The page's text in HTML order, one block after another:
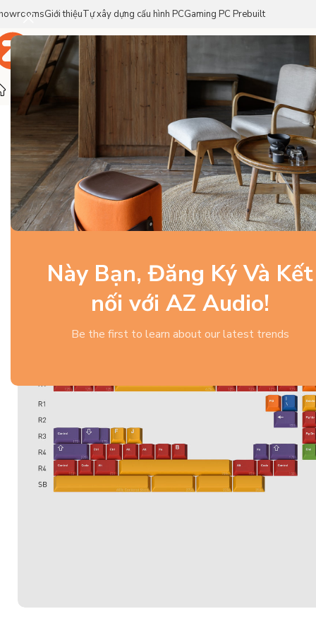
Này Bạn, Đăng Ký Và Kết
nối với AZ Audio!
Be the first to learn about our latest trends
Giới thiệuTự xây dựng cấu hình PCGaming PC Prebuilt
Trang Chủ Sản Phẩm Thương Hiệu
Trang chủ
Gaming Gear Bàn Phím /Keycap /GMK
SOLD OUT